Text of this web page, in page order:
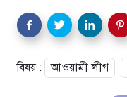
বিষয় : আওয়ামী লীগ